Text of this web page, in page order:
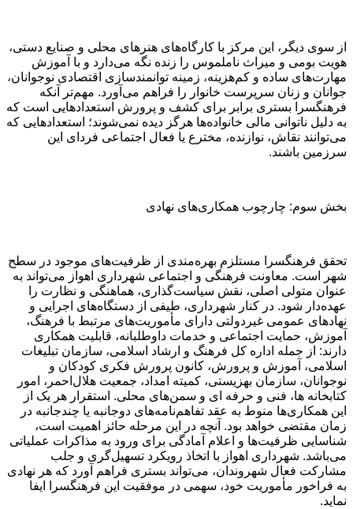
از سوی دیگر، این مرکز با کارگاه‌های هنرهای محلی و صنایع دستی،
هویت بومی و میراث ناملموس را زنده نگه می‌دارد و با آموزش
مهارت‌های ساده و کم‌هزینه، زمینه توانمندسازی اقتصادی نوجوانان،
جوانان و زنان سرپرست خانوار را فراهم می‌آورد. مهم‌تر آنکه
فرهنگسرا بستری برابر برای کشف و پرورش استعدادهایی است که
به دلیل ناتوانی مالی خانواده‌ها هرگز دیده نمی‌شوند؛ استعدادهایی که
می‌توانند نقاش، نوازنده، مخترع یا فعال اجتماعی فردای این
سرزمین باشند.
بخش سوم: چارچوب همکاری‌های نهادی
تحقق فرهنگسرا مستلزم بهره‌مندی از ظرفیت‌های موجود در سطح
شهر است. معاونت فرهنگی و اجتماعی شهرداری اهواز می‌تواند به
عنوان متولی اصلی، نقش سیاست‌گذاری، هماهنگی و نظارت را
عهده‌دار شود. در کنار شهرداری، طیفی از دستگاه‌های اجرایی و
نهادهای عمومی غیردولتی دارای مأموریت‌های مرتبط با فرهنگ،
آموزش، حمایت اجتماعی و خدمات داوطلبانه، قابلیت همکاری
دارند: از جمله اداره کل فرهنگ و ارشاد اسلامی، سازمان تبلیغات
اسلامی، آموزش و پرورش، کانون پرورش فکری کودکان و
نوجوانان، سازمان بهزیستی، کمیته امداد، جمعیت هلال‌احمر، امور
کتابخانه ها، فنی و حرفه ای و سمن‌های محلی. استقرار هر یک از
این همکاری‌ها منوط به عقد تفاهم‌نامه‌های دوجانبه یا چندجانبه در
زمان مقتضی خواهد بود. آنچه در این مرحله حائز اهمیت است،
شناسایی ظرفیت‌ها و اعلام آمادگی برای ورود به مذاکرات عملیاتی
می‌باشد. شهرداری اهواز با اتخاذ رویکرد تسهیل‌گری و جلب
مشارکت فعال شهروندان، می‌تواند بستری فراهم آورد که هر نهادی
به فراخور مأموریت خود، سهمی در موفقیت این فرهنگسرا ایفا
نماید.